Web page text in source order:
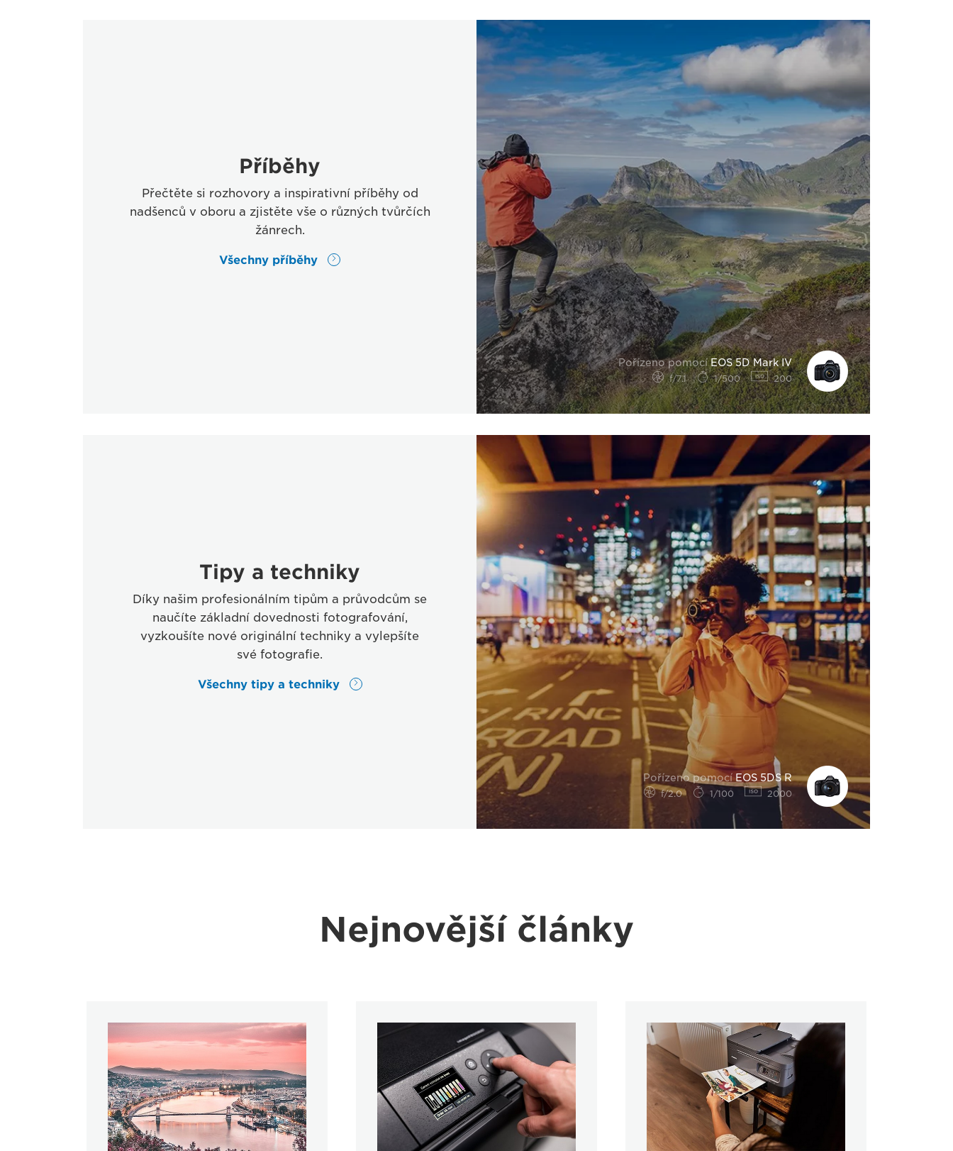
Příběhy
Přečtěte si rozhovory a inspirativní příběhy od
nadšenců v oboru a zjistěte vše o různých tvůrčích
žánrech.
Všechny příběhy
Pořízeno pomocíEOS 5D Mark IV
f/7.1 1/500 200
Tipy a techniky
Díky našim profesionálním tipům a průvodcům se
naučíte základní dovednosti fotografování,
vyzkoušíte nové originální techniky a vylepšíte
své fotografie.
Všechny tipy a techniky
Pořízeno pomocí EOS 5DS R
f/2.0 1/100 2000
Nejnovější články